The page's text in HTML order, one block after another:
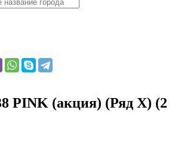
PINK (акция) (Ряд Х) (2